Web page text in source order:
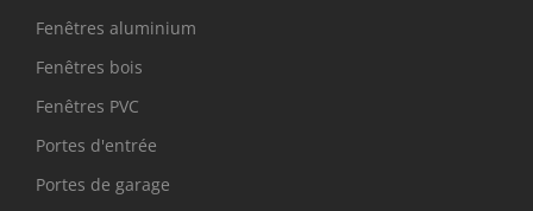
Fenêtres aluminium
Fenêtres bois
Fenêtres PVC
Portes d'entrée
Portes de garage